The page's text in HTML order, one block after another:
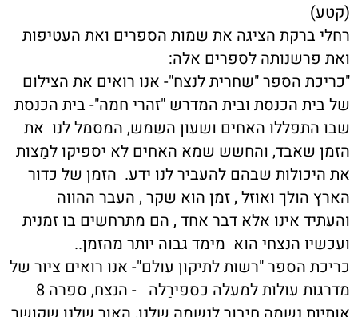
(קטע)
רחלי ברקת הציגה את שמות הספרים ואת העטיפות
ואת פרשנותה לספרים אלה:
"כריכת הספר "שחרית לנצח"- אנו רואים את הצילום
של בית הכנסת ובית המדרש "זהרי חמה"- בית הכנסת
שבו התפללו האחים ושעון השמש, המסמל לנו את
הזמן שאבד, והחשש שמא האחים לא יספיקו למַצות
את היכולות שבהם להעביר לנו ידע. הזמן של כדור
הארץ הולך ואוזל , זמן הוא שקר , העבר ההווה
והעתיד אינו אלא דבר אחד , הם מתרחשים בו זמנית
ועכשיו הנצחי הוא מימד גבוה יותר מהזמן..
כריכת הספר "רשות לתיקון עולם"- אנו רואים ציור של
מדרגות עולות למעלה כספירַלה - הנצח, ספרה 8